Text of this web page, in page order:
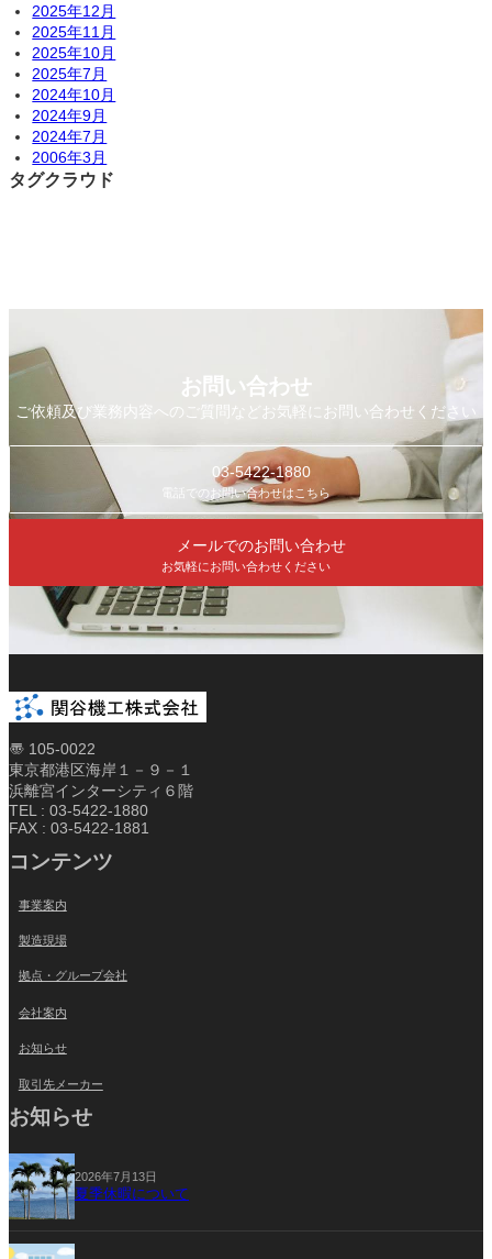
2025年12月
2025年11月
2025年10月
2025年7月
2024年10月
2024年9月
2024年7月
2006年3月
タグクラウド
お問い合わせ
ご依頼及び業務内容へのご質問などお気軽にお問い合わせください
03-5422-1880
電話でのお問い合わせはこちら
メールでのお問い合わせ
お気軽にお問い合わせください
〠 105-0022
東京都港区海岸１－９－１
浜離宮インターシティ６階
TEL : 03-5422-1880
FAX : 03-5422-1881
コンテンツ
事業案内
製造現場
拠点・グループ会社
会社案内
お知らせ
取引先メーカー
お知らせ
2026年7月13日
夏季休暇について